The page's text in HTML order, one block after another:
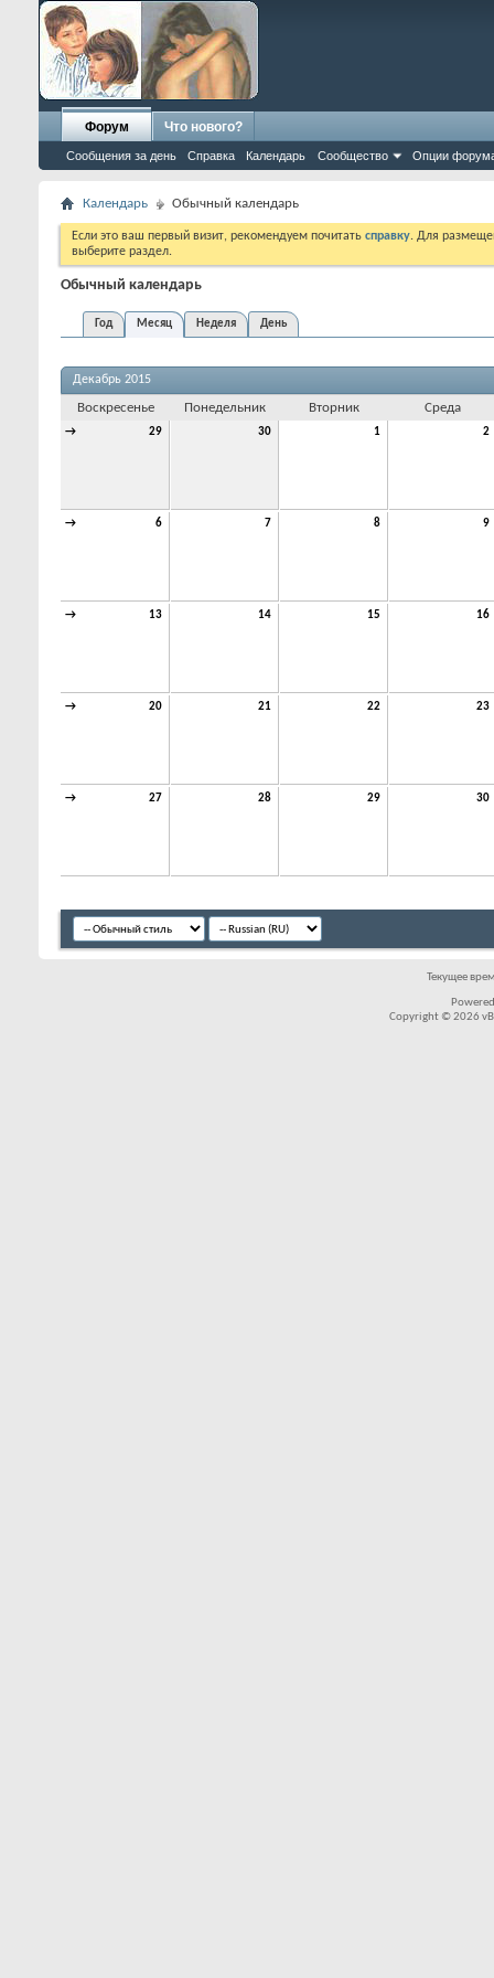
Форум
Сообщения за день Справка Календарь Сообщество Опции
Что нового?
Календарь Обычный календарь
Если это ваш первый визит, рекомендуем почитать справку. Для
выберите раздел.
Обычный календарь
Год Месяц Неделя День
Декабрь 2015
Воскресенье Понедельник Вторник Среда
→ 29 30 1 2
→ 6 7 8 9
→ 13 14 15 16
→ 20 21 22 23
→ 27 28 29 30
Текущее
Copyright © 2026